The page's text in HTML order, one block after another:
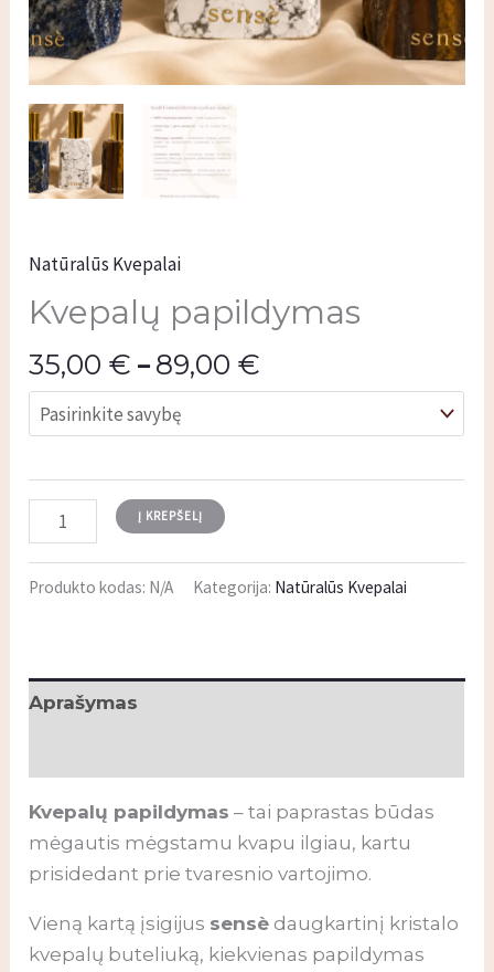
Natūralūs Kvepalai
Kvepalų papildymas
35,00€ –89,00€
Į KREPŠELĮ
Produkto kodas: N/A Kategorija: Natūralūs Kvepalai
Aprašymas
Kvepalų papildymas – tai paprastas būdas
mėgautis mėgstamu kvapu ilgiau, kartu
prisidedant prie tvaresnio vartojimo.
Vieną kartą įsigijus sensè daugkartinį kristalo
kvepalų buteliuką, kiekvienas papildymas